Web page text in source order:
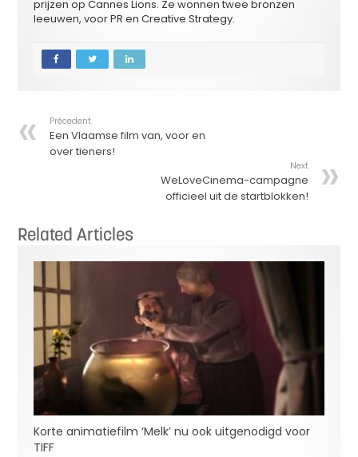
prijzen op Cannes Lions. Ze wonnen twee bronzen
leeuwen, voor PR en Creative Strategy.
Précedent
Een Vlaamse film van, voor en
over tieners!
Next
WeLoveCinema-campagne
officieel uit de startblokken!
Related Articles
Korte animatiefilm ‘Melk’ nu ook uitgenodigd voor
TIFF